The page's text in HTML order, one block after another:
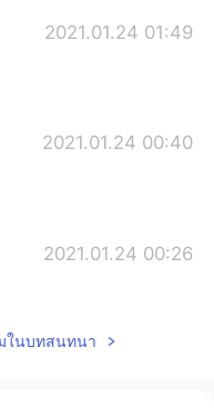
2021.01.24 01:49
2021.01.24 00:40
2021.01.24 00:26
มในบทสนทนา